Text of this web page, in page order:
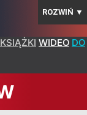
ROZWIŃ ▼
KSIĄŻKI WIDEO DO